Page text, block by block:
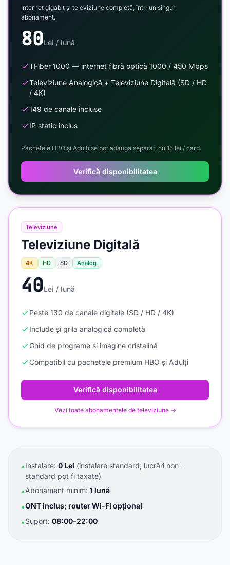
Televiziune
Televiziune Digitală
4K HD SD Analog
40Lei / lună
Peste 130 de canale digitale (SD / HD / 4K)
Include și grila analogică completă
Ghid de programe și imagine cristalină
Compatibil cu pachetele premium HBO și Adulți
Verifică disponibilitatea
Vezi toate abonamentele de televiziune →
Internet gigabit și televiziune completă, într-un singur
abonament.
80Lei / lună
TFiber 1000 — internet fibră optică 1000 / 450 Mbps
Televiziune Analogică + Televiziune Digitală (SD / HD
/ 4K)
149 de canale incluse
IP static inclus
Pachetele HBO și Adulți se pot adăuga separat, cu 15 lei / card.
Verifică disponibilitatea
•Instalare: 0 Lei (instalare standard; lucrări non-
standard pot fi taxate)
•Abonament minim: 1 lună
•ONT inclus; router Wi-Fi opțional
•Suport: 08:00–22:00